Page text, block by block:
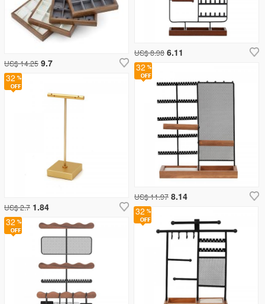
32
US$ 8.98 6.11
32
US$ 11.97 8.14
32
32
US$ 2.7 1.84
US$ 14.25 9.7